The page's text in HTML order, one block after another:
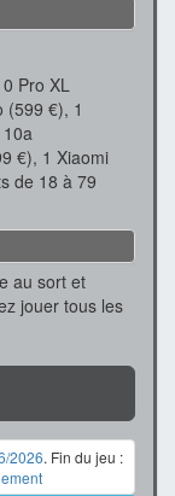
Pro XL
(599 €), 1
€), 1 Xiaomi
de 18 à 79
au sort et
jouer tous les
2026. Fin du jeu :